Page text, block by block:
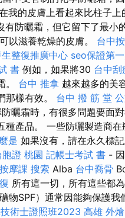
我的皮膚上看起來比柱子
有防曬霜，但它留下了最小
以滋養乾燥的皮膚。 台中
整復推廣中心 seo保證第
書 例如，如果將30 台中刮
。 台中 推拿 越來越多的美
那樣有效。 台中 撥 筋 堂
曬霜時，有很多問題要面
產品。 一些防曬製造商
是 如果沒有，請在永久標
胞證 桃園 記帳士考試 書 -
按摩課 搜索 Alba 台中喬骨
所有這一切，所有這些都
物SPF）通常因能夠保護
術士證照班2023 高雄 外燴